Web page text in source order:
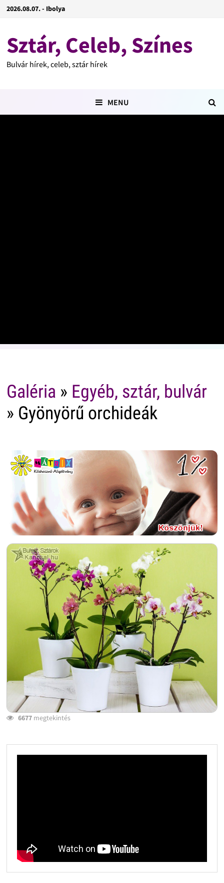
2026.08.07. - Ibolya
Sztár, Celeb, Színes
Bulvár hírek, celeb, sztár hírek
MENU
Galéria » Egyéb, sztár, bulvár
» Gyönyörű orchideák
6677megtekintés